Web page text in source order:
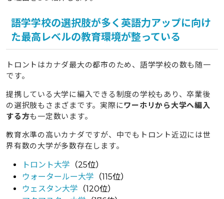
6トロントへワーホリに参加する時の注意点
6.1四季を感じられる気候だが冬の冷え込みが厳しく寒
さ対策は必要
では生活費の水準は高め
6.3交通網は発達しているが道路が混みやすく公共交
通機関は遅延が多い
6.4充実した社会制度がある代わりに高い税金が取ら
れる
7 トロントのワーホリにかかる費用相場
トロントでのワーホリを成功させるための秘訣
語学学校の選択肢が多く英語力アップに向け
た最高レベルの教育環境が整っている
トロントはカナダ最大の都市のため、語学学校の数も随一
です。
提携している大学に編入できる制度の学校もあり、卒業後
の選択肢もさまざまです。実際にワーホリから大学へ編入
する方も一定数います。
教育水準の高いカナダですが、中でもトロント近辺には世
界有数の大学が多数存在します。
トロント大学 （25位）
ウォータールー大学 （115位）
ウェスタン大学 （120位）